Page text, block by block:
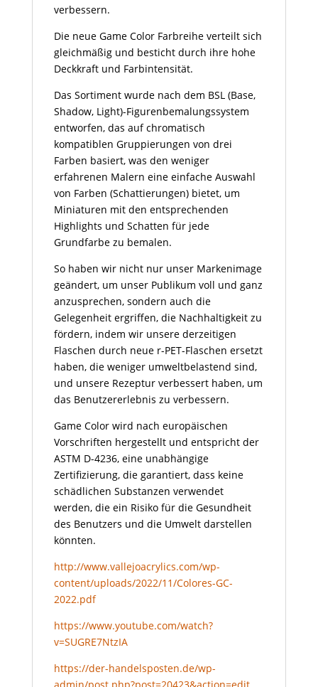
verbessern.
Die neue Game Color Farbreihe verteilt sich
gleichmäßig und besticht durch ihre hohe
Deckkraft und Farbintensität.
Das Sortiment wurde nach dem BSL (Base,
Shadow, Light)-Figurenbemalungssystem
entworfen, das auf chromatisch
kompatiblen Gruppierungen von drei
Farben basiert, was den weniger
erfahrenen Malern eine einfache Auswahl
von Farben (Schattierungen) bietet, um
Miniaturen mit den entsprechenden
Highlights und Schatten für jede
Grundfarbe zu bemalen.
So haben wir nicht nur unser Markenimage
geändert, um unser Publikum voll und ganz
anzusprechen, sondern auch die
Gelegenheit ergriffen, die Nachhaltigkeit zu
fördern, indem wir unsere derzeitigen
Flaschen durch neue r-PET-Flaschen ersetzt
haben, die weniger umweltbelastend sind,
und unsere Rezeptur verbessert haben, um
das Benutzererlebnis zu verbessern.
Game Color wird nach europäischen
Vorschriften hergestellt und entspricht der
ASTM D-4236, eine unabhängige
Zertifizierung, die garantiert, dass keine
schädlichen Substanzen verwendet
werden, die ein Risiko für die Gesundheit
des Benutzers und die Umwelt darstellen
könnten.
http://www.vallejoacrylics.com/wp-
content/uploads/2022/11/Colores-GC-
2022.pdf
https://www.youtube.com/watch?
v=SUGRE7NtzIA
https://der-handelsposten.de/wp-